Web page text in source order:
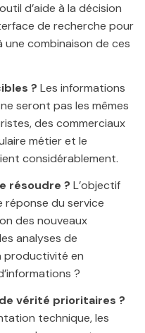
d’aide à la décision
de recherche pour
une combinaison de ces
? Les informations
seront pas les mêmes
des commerciaux
métier et le
considérablement.
résoudre ? L’objectif
du service
des nouveaux
analyses de
productivité en
?
vérité prioritaires ?
technique, les